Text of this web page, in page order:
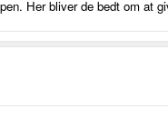
Her bliver de bedt om at